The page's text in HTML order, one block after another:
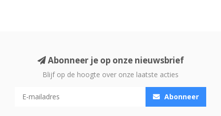
audio-oplossing zoekt voor woonkamers en keukens:
actieve plafond inbouw luidsprekers combineren gemak
met krachtige prestaties.
Abonneer je op onze nieuwsbrief
Blijf op de hoogte over onze laatste acties
Abonneer